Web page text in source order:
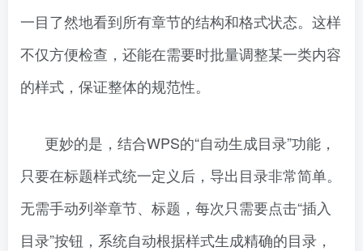
一目了然地看到所有章节的结构和格式状态。这样
不仅方便检查，还能在需要时批量调整某一类内容
的样式，保证整体的规范性。
更妙的是，结合WPS的“自动生成目录”功能，
只要在标题样式统一定义后，导出目录非常简单。
无需手动列举章节、标题，每次只需要点击“插入
目录”按钮，系统自动根据样式生成精确的目录，